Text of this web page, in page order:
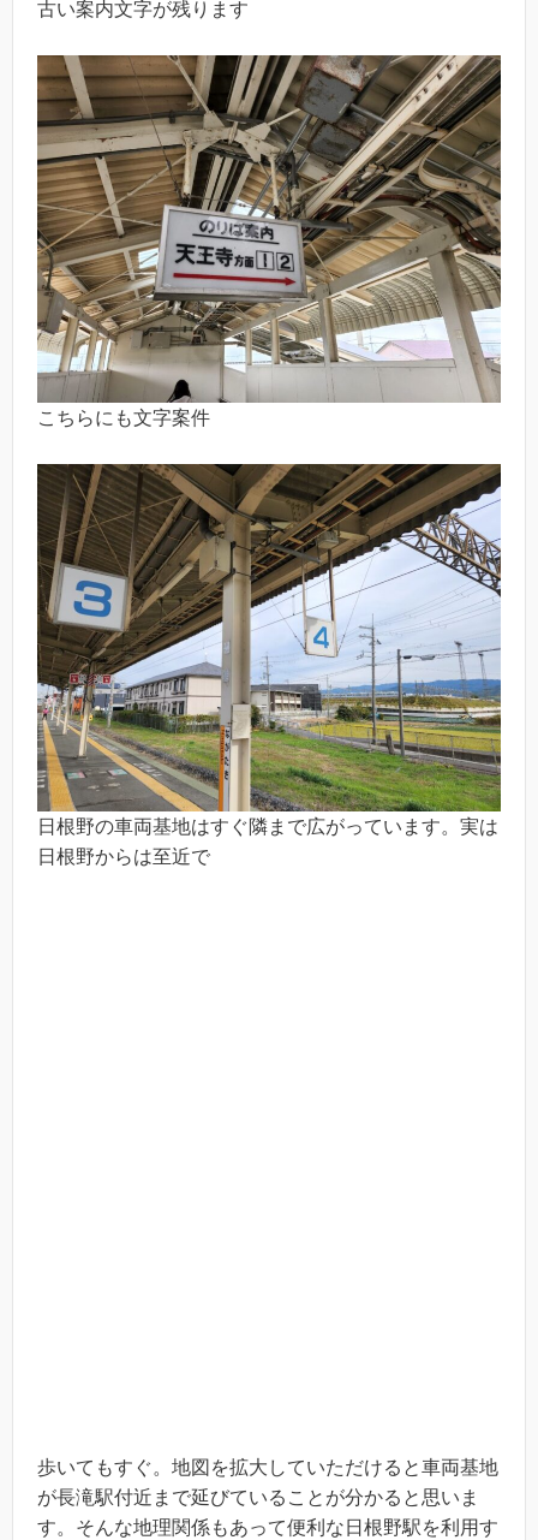
古い案内文字が残ります
こちらにも文字案件
日根野の車両基地はすぐ隣まで広がっています。実は
日根野からは至近で
歩いてもすぐ。地図を拡大していただけると車両基地
が長滝駅付近まで延びていることが分かると思いま
す。そんな地理関係もあって便利な日根野駅を利用す